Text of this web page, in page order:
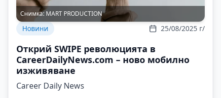
Снимка: MART PRODUCTION
Новини 25/08/2025 г/
Открий SWIPE революцията в
CareerDailyNews.com – ново мобилно
изживяване
Career Daily News